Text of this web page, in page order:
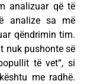
analizuar që të
analize sa më
qëndrimin tim.
nuk pushonte së
të vet“, si
me radhë.